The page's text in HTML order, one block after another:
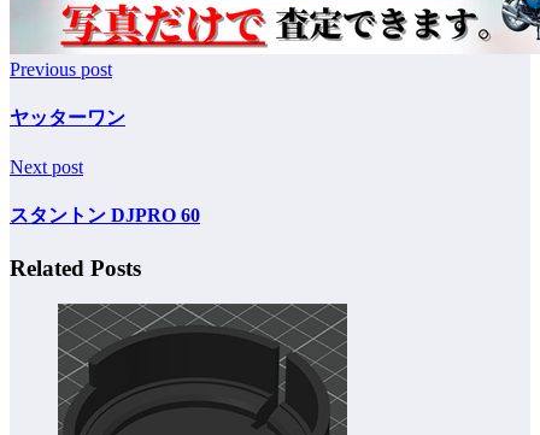
Previous post
ヤッターワン
Next post
スタントン DJPRO 60
Related Posts